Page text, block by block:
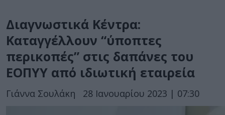
Διαγνωστικά Κέντρα:
Καταγγέλλουν “ύποπτες
περικοπές” στις δαπάνες του
ΕΟΠΥΥ από ιδιωτική εταιρεία
Γιάννα Σουλάκη 28 Ιανουαρίου 2023 | 07:30